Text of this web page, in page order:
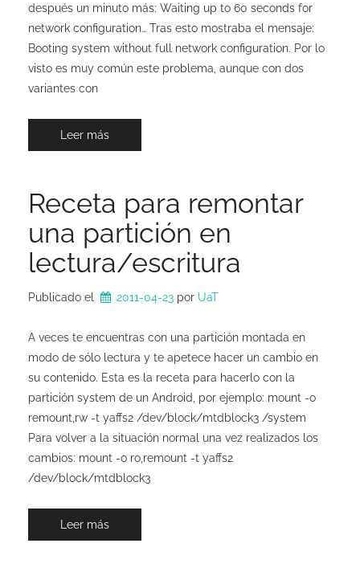
después un minuto más: Waiting up to 60 seconds for
network configuration… Tras esto mostraba el mensaje:
Booting system without full network configuration. Por lo
visto es muy común este problema, aunque con dos
variantes con
Leer más
Receta para remontar
una partición en
lectura/escritura
Publicado el 2011-04-23 por UaT
A veces te encuentras con una partición montada en
modo de sólo lectura y te apetece hacer un cambio en
su contenido. Esta es la receta para hacerlo con la
partición system de un Android, por ejemplo: mount -o
remount,rw -t yaffs2 /dev/block/mtdblock3 /system
Para volver a la situación normal una vez realizados los
cambios: mount -o ro,remount -t yaffs2
/dev/block/mtdblock3
Leer más